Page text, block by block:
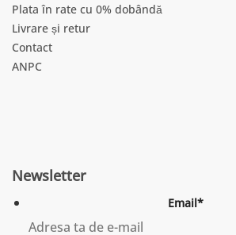
Plata în rate cu 0% dobândă
Livrare și retur
Contact
ANPC
Newsletter
Email*